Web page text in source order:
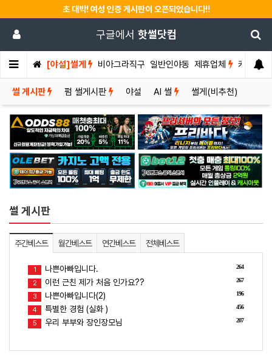
초 대박! 여성 인증 게시판이 오픈되었습니다!!
구글에서 핫썰닷컴
[야설]썰게 비아그라직구 일반인야동 제휴업체 커뮤니티
썰 게시판 펌 썰게시판 야설 AI 썰 썰게(비추천)
썰 게시판
주간베스트 월간베스트 연간베스트 전체베스트
264
1 나쁜아빠입니다.
267
2 이런 근친 제가 처음 인가요??
196
3 나쁜아빠입니다(2)
456
4 특별한 경험 (실화 )
207
5 우리 부부와 장인장모님